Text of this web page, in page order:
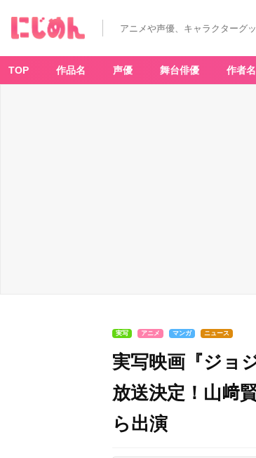
アニメや声優、キャラクターグ
TOP 作品名 声優 舞台俳優 作者名
実写 アニメ マンガ ニュース
実写映画『ジョ
放送決定！山﨑
ら出演